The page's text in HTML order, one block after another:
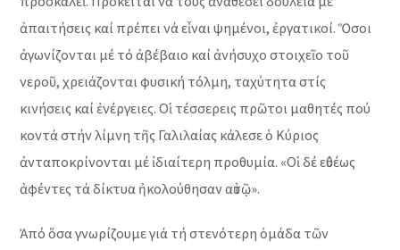
ἀπαιτήσεις καί πρέπει νά εἶναι ψημένοι, ἐργατικοί. Ὅσοι
ἀγωνίζονται μέ τό ἀβέβαιο καί ἀνήσυχο στοιχεῖο τοῦ
νεροῦ, χρειάζονται φυσική τόλμη, ταχύτητα στίς
κινήσεις καί ἐνέργειες. Οἱ τέσσερεις πρῶτοι μαθητές πού
κοντά στήν λίμνη τῆς Γαλιλαίας κάλεσε ὁ Κύριος
ἀνταποκρίνονται μέ ἰδιαίτερη προθυμία. «Οἱ δέ εὐθέως
ἀφέντες τά δίκτυα ἠκολούθησαν αὐτῷ».
Ἀπό ὅσα γνωρίζουμε γιά τή στενότερη ὁμάδα τῶν